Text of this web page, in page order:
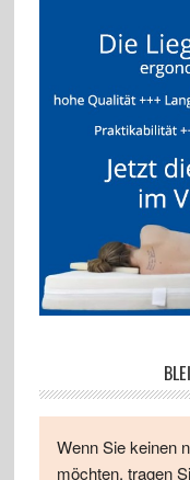
Wenn Sie keinen
möchten, tragen